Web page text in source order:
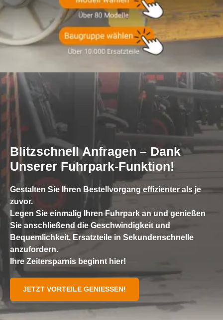
Blitzschnell Anfragen – Dank
Unserer Fuhrpark-Funktion!
Gestalten Sie Ihren Bestellvorgang effizienter als je
zuvor.
Legen Sie einmalig Ihren Fuhrpark an und genießen
Sie anschließend die Geschwindigkeit und
Bequemlichkeit, Ersatzteile in Sekundenschnelle
anzufordern.
Ihre Zeitersparnis beginnt hier!
JETZT VORTEILE GENIESSEN!